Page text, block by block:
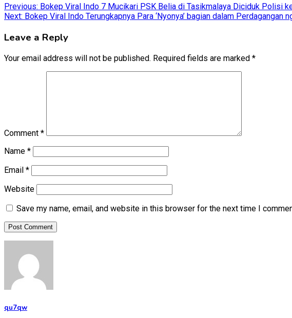
Post
navigation
Previous: Bokep Viral Indo 7 Mucikari PSK Belia di Tasikmalaya Diciduk Polisi
Next: Bokep Viral Indo Terungkapnya Para ‘Nyonya’ bagian dalam Perdagangan
Leave a Reply
Your email address will not be published. Required fields are marked *
Comment *
Name *
Email *
Website
Save my name, email, and website in this browser for the next time I
qu7qw